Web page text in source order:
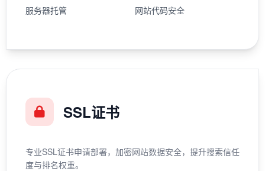
服务器托管
网站代码安全
SSL证书
专业SSL证书申请部署，加密网站数据安全，提升搜索信任
度与排名权重。